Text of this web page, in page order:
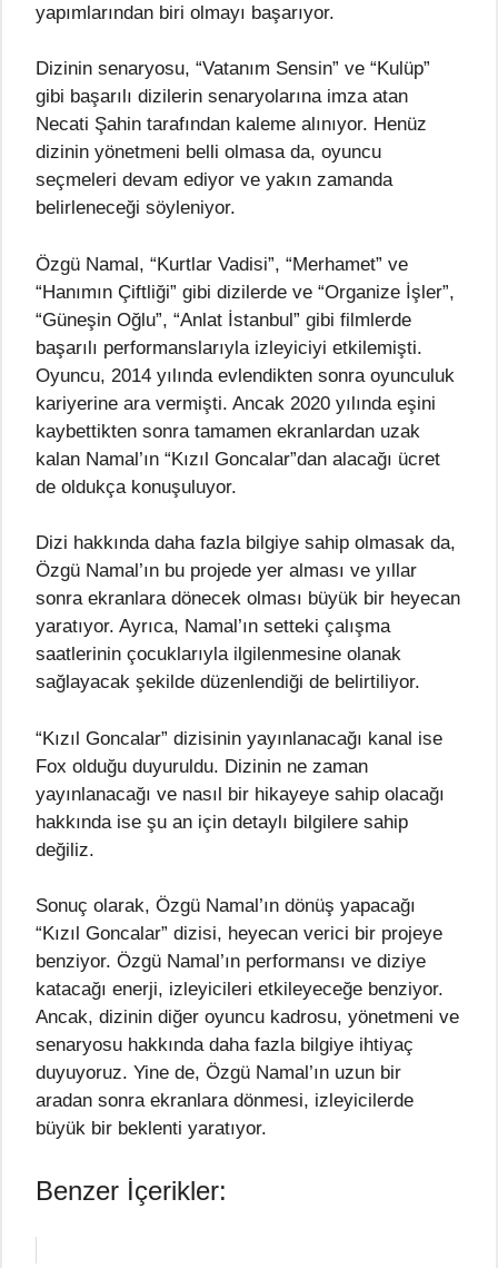
yapımlarından biri olmayı başarıyor.
Dizinin senaryosu, “Vatanım Sensin” ve “Kulüp”
gibi başarılı dizilerin senaryolarına imza atan
Necati Şahin tarafından kaleme alınıyor. Henüz
dizinin yönetmeni belli olmasa da, oyuncu
seçmeleri devam ediyor ve yakın zamanda
belirleneceği söyleniyor.
Özgü Namal, “Kurtlar Vadisi”, “Merhamet” ve
“Hanımın Çiftliği” gibi dizilerde ve “Organize İşler”,
“Güneşin Oğlu”, “Anlat İstanbul” gibi filmlerde
başarılı performanslarıyla izleyiciyi etkilemişti.
Oyuncu, 2014 yılında evlendikten sonra oyunculuk
kariyerine ara vermişti. Ancak 2020 yılında eşini
kaybettikten sonra tamamen ekranlardan uzak
kalan Namal’ın “Kızıl Goncalar”dan alacağı ücret
de oldukça konuşuluyor.
Dizi hakkında daha fazla bilgiye sahip olmasak da,
Özgü Namal’ın bu projede yer alması ve yıllar
sonra ekranlara dönecek olması büyük bir heyecan
yaratıyor. Ayrıca, Namal’ın setteki çalışma
saatlerinin çocuklarıyla ilgilenmesine olanak
sağlayacak şekilde düzenlendiği de belirtiliyor.
“Kızıl Goncalar” dizisinin yayınlanacağı kanal ise
Fox olduğu duyuruldu. Dizinin ne zaman
yayınlanacağı ve nasıl bir hikayeye sahip olacağı
hakkında ise şu an için detaylı bilgilere sahip
değiliz.
Sonuç olarak, Özgü Namal’ın dönüş yapacağı
“Kızıl Goncalar” dizisi, heyecan verici bir projeye
benziyor. Özgü Namal’ın performansı ve diziye
katacağı enerji, izleyicileri etkileyeceğe benziyor.
Ancak, dizinin diğer oyuncu kadrosu, yönetmeni ve
senaryosu hakkında daha fazla bilgiye ihtiyaç
duyuyoruz. Yine de, Özgü Namal’ın uzun bir
aradan sonra ekranlara dönmesi, izleyicilerde
büyük bir beklenti yaratıyor.
Benzer İçerikler: